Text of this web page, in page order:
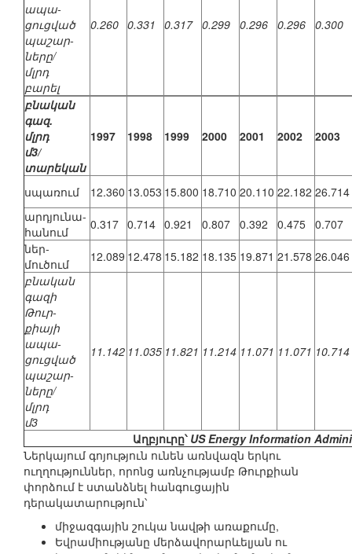
ապա-
ցուցված
պաշար-
ները/
մլրդ
բարել
0.260 0.331 0.317 0.299 0.296 0.296 0.300
բնական
գազ.
մլրդ
մ3/
տարեկան
1997 1998 1999 2000 2001 2002 2003
սպառում 12.360 13.053 15.800 18.710 20.110 22.182 26.714
արդյունա-
հանում
0.317 0.714 0.921 0.807 0.392 0.475 0.707
ներ-
մուծում
12.089 12.478 15.182 18.135 19.871 21.578 26.046
բնական
գազի
Թուր-
քիայի
ապա-
ցուցված
պաշար-
ները/
մլրդ
մ3
11.142 11.035 11.821 11.214 11.071 11.071 10.714
Աղբյուրը՝ US Energy Information
Ներկայում գոյություն ունեն առնվազն երկու
ուղղություններ, որոնց առնչությամբ Թուրքիան
փորձում է ստանձնել հանգուցային
դերակատարություն՝
միջազգային շուկա նավթի առաքումը,
Եվրամիությանը մերձավորարևելյան ու